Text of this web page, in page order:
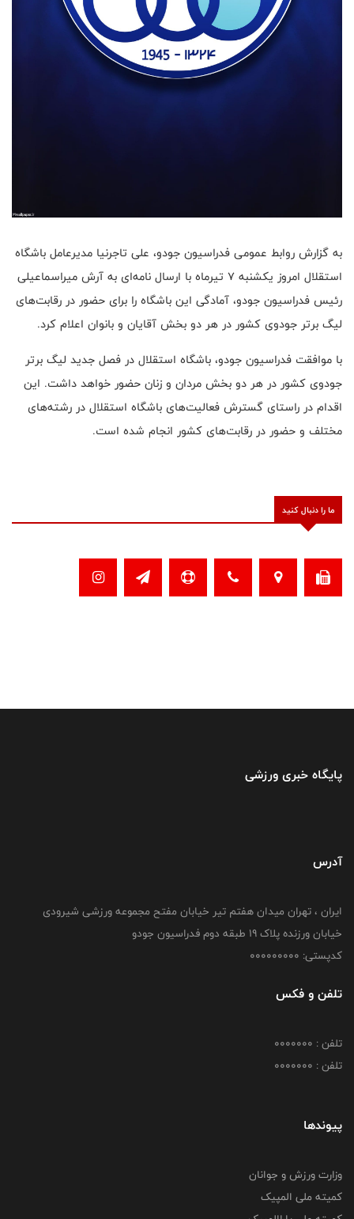
به گزارش روابط عمومی فدراسیون جودو، علی تاجرنیا مدیرعامل باشگاه
استقلال امروز یکشنبه ۷ تیرماه با ارسال نامه‌ای به آرش میراسماعیلی
رئیس فدراسیون جودو، آمادگی این باشگاه را برای حضور در رقابت‌های
لیگ برتر جودوی کشور در هر دو بخش آقایان و بانوان اعلام کرد.
با موافقت فدراسیون جودو، باشگاه استقلال در فصل جدید لیگ برتر
جودوی کشور در هر دو بخش مردان و زنان حضور خواهد داشت. این
اقدام در راستای گسترش فعالیت‌های باشگاه استقلال در رشته‌های
مختلف و حضور در رقابت‌های کشور انجام شده است.
ما را دنبال کنید
پایگاه خبری ورزشی
آدرس
ایران ، تهران میدان هفتم تیر خیابان مفتح مجموعه ورزشی شیرودی
خیابان ورزنده پلاک ۱۹ طبقه دوم فدراسیون جودو
کدپستی: 000000000
تلفن و فکس
تلفن : 0000000
تلفن : 0000000
پیوندها
وزارت ورزش و جوانان
کمیته ملی المپیک